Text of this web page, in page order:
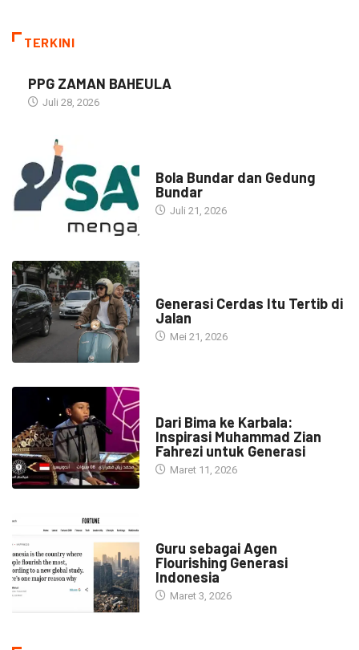
TERKINI
PPG ZAMAN BAHEULA
Juli 28, 2026
Bola Bundar dan Gedung
Bundar
Juli 21, 2026
Generasi Cerdas Itu Tertib di
Jalan
Mei 21, 2026
Dari Bima ke Karbala:
Inspirasi Muhammad Zian
Fahrezi untuk Generasi
Maret 11, 2026
Guru sebagai Agen
Flourishing Generasi
Indonesia
Maret 3, 2026